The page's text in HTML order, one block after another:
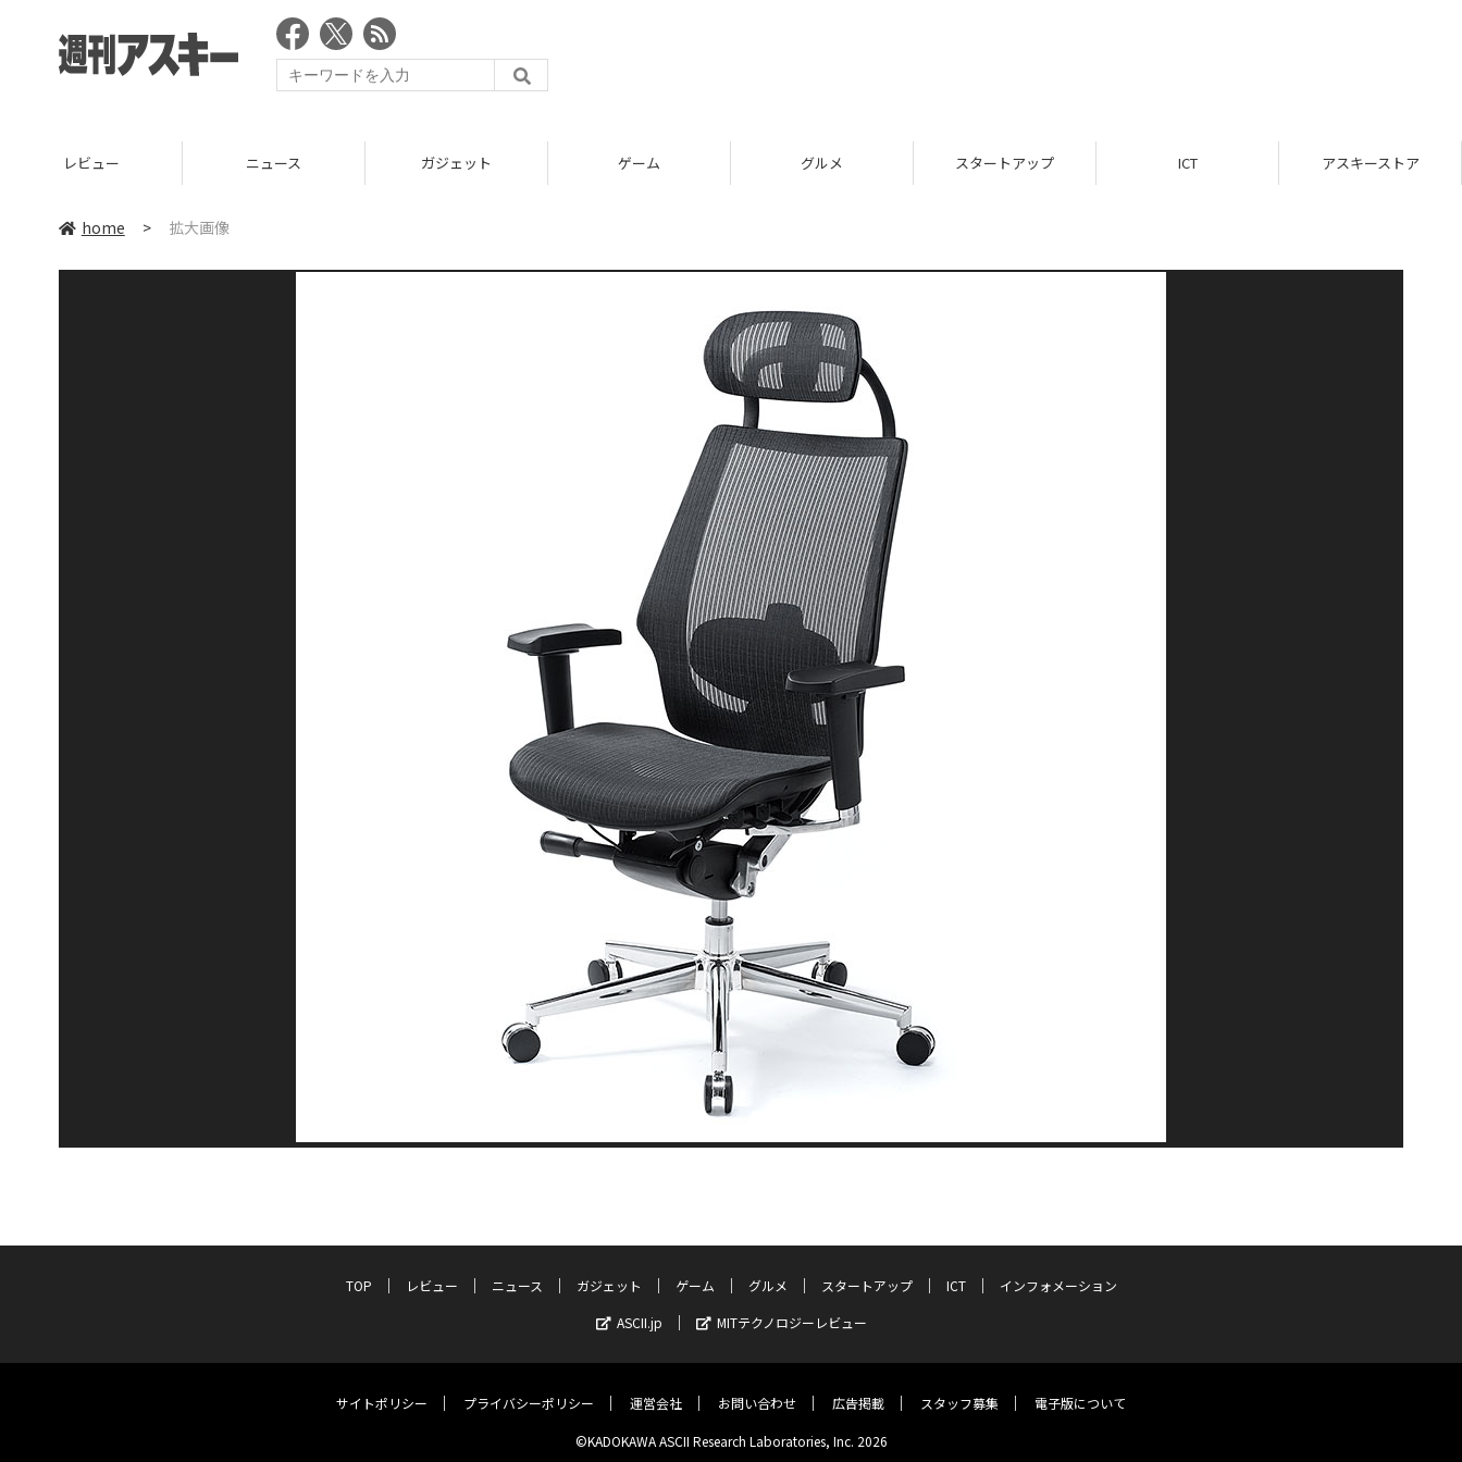
レビュー ニュース ガジェット ゲーム グルメ スタートアップ ICT アスキーストア
home > 拡大画像
TOP レビュー ニュース ガジェット ゲーム グルメ スタートアップ ICT
インフォメーション
ASCII.jp
MITテクノロジーレビュー
サイトポリシー プライバシーポリシー 運営会社 お問い合わせ 広告掲載 スタッフ募集 電子版について
©KADOKAWA ASCII Research Laboratories, Inc. 2026